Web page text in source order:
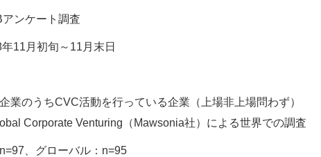
ンケート調査
11月初旬～11月末日
のうちCVC活動を行っている企業（上場非上場問わず）
Corporate Venturing（Mawsonia社）による世界での調査
、グローバル：n=95